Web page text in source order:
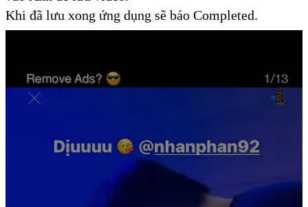
Khi đã lưu xong ứng dụng sẽ báo Completed.